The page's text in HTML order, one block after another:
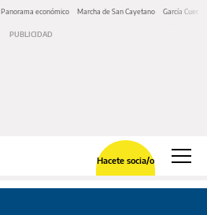
Panorama económico Marcha de San Cayetano García Cuerva
Hacete socia/o